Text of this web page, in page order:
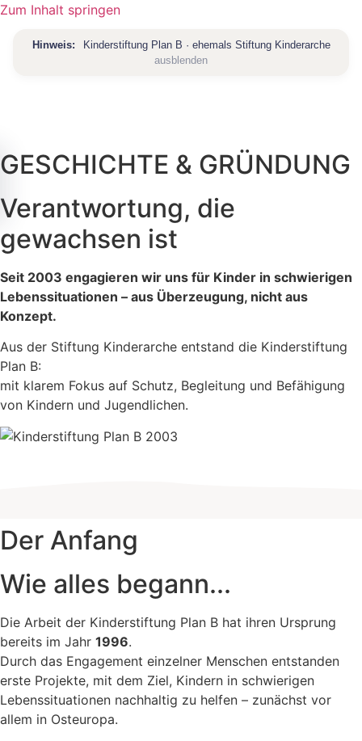
Zum Inhalt springen
Hinweis:
Kinderstiftung Plan B · ehemals Stiftung Kinderarche
ausblenden
GESCHICHTE & GRÜNDUNG
Verantwortung, die
gewachsen ist
Seit 2003 engagieren wir uns für Kinder in schwierigen
Lebenssituationen – aus Überzeugung, nicht aus
Konzept.
Aus der Stiftung Kinderarche entstand die Kinderstiftung
Plan B:
mit klarem Fokus auf Schutz, Begleitung und Befähigung
von Kindern und Jugendlichen.
Der Anfang
Wie alles begann...
Die Arbeit der Kinderstiftung Plan B hat ihren Ursprung
bereits im Jahr 1996.
Durch das Engagement einzelner Menschen entstanden
erste Projekte, mit dem Ziel, Kindern in schwierigen
Lebenssituationen nachhaltig zu helfen – zunächst vor
allem in Osteuropa.